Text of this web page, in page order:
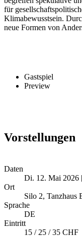
für
Klimabewusstsein.
neue Formen von
Gastspiel
Preview
Vorstellungen
Daten
Di. 12. Mai 2026
Ort
Silo 2, Tanzhaus
Sprache
DE
Eintritt
15 / 25 / 35 CHF